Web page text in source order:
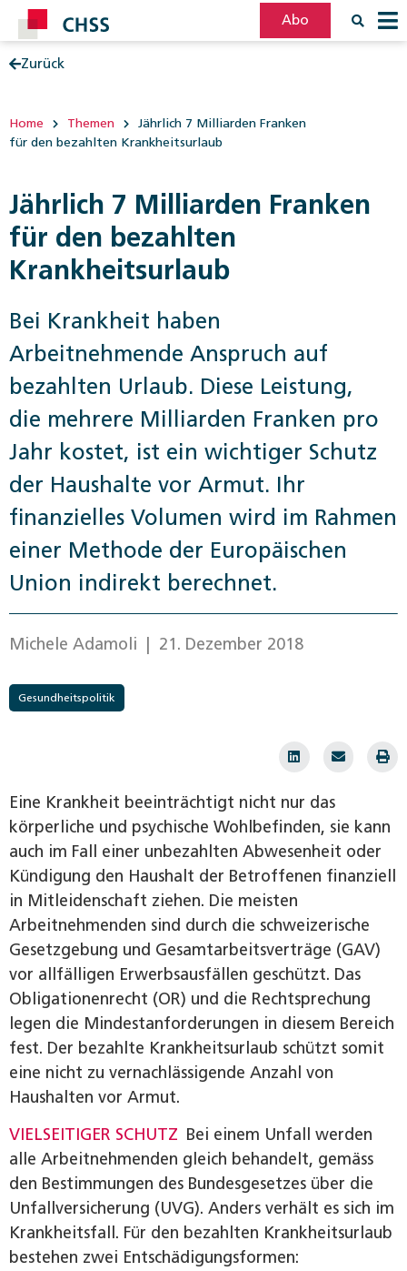
Abo
Zurück
Home Themen
Jährlich 7 Milliarden Franken
für den bezahlten Krankheitsurlaub
Jährlich 7 Milliarden Franken
für den bezahlten
Krankheitsurlaub
Bei Krankheit haben
Arbeitnehmende Anspruch auf
bezahlten Urlaub. Diese Leistung,
die ­mehrere Milliarden Franken pro
Jahr kostet, ist ein wichtiger Schutz
der ­Haushalte vor Armut. Ihr
finanzielles Volumen wird im Rahmen
einer Methode der Europäischen
Union indirekt berechnet.
Michele Adamoli | 21. Dezember 2018
Gesundheitspolitik
Eine Krankheit beeinträchtigt nicht nur das
körperliche und psychische Wohlbefinden, sie kann
auch im Fall einer unbezahlten Abwesenheit oder
Kündigung den Haushalt der Betroffenen finanziell
in Mitleidenschaft ziehen. Die meisten
Arbeitnehmenden sind durch die schweizerische
Gesetzgebung und Gesamtarbeitsverträge (GAV)
vor allfälligen Erwerbsausfällen geschützt. Das
Obligationenrecht (OR) und die Rechtsprechung
legen die Mindestanforderungen in diesem Bereich
fest. Der bezahlte Krankheitsurlaub schützt somit
eine nicht zu vernachlässigende Anzahl von
Haushalten vor Armut.
VIELSEITIGER SCHUTZ Bei einem Unfall werden
alle Arbeitnehmenden gleich behandelt, gemäss
den Bestimmungen des Bundesgesetzes über die
Unfallversicherung (UVG). Anders verhält es sich im
Krankheitsfall. Für den bezahlten Krankheitsurlaub
bestehen zwei Entschädigungsformen: